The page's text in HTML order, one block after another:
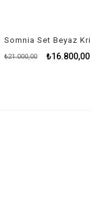
₺16.800,00
₺21.000,00